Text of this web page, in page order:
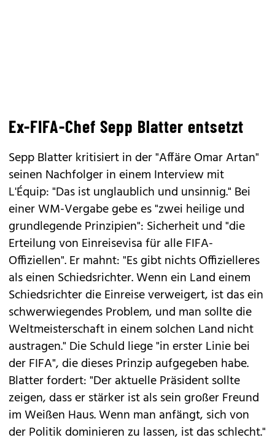
Ex-FIFA-Chef Sepp Blatter entsetzt
Sepp Blatter kritisiert in der "Affäre Omar Artan"
seinen Nachfolger in einem Interview mit
L'Équip: "Das ist unglaublich und unsinnig." Bei
einer WM-Vergabe gebe es "zwei heilige und
grundlegende Prinzipien": Sicherheit und "die
Erteilung von Einreisevisa für alle FIFA-
Offiziellen". Er mahnt: "Es gibt nichts Offizielleres
als einen Schiedsrichter. Wenn ein Land einem
Schiedsrichter die Einreise verweigert, ist das ein
schwerwiegendes Problem, und man sollte die
Weltmeisterschaft in einem solchen Land nicht
austragen." Die Schuld liege "in erster Linie bei
der FIFA", die dieses Prinzip aufgegeben habe.
Blatter fordert: "Der aktuelle Präsident sollte
zeigen, dass er stärker ist als sein großer Freund
im Weißen Haus. Wenn man anfängt, sich von
der Politik dominieren zu lassen, ist das schlecht."